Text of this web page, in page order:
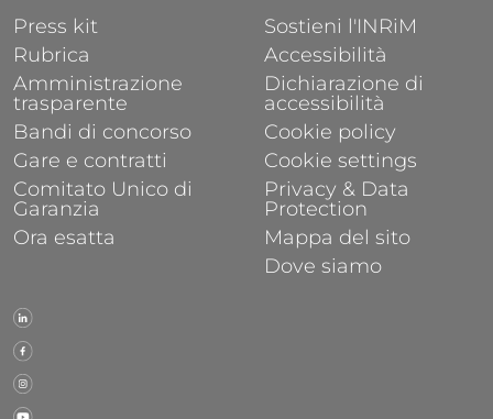
FOOTER 1
Press kit
Rubrica
Amministrazione
trasparente
Bandi di concorso
Gare e contratti
Comitato Unico di
Garanzia
Ora esatta
FOOTER 2
Sostieni l'INRiM
Accessibilità
Dichiarazione di
accessibilità
Cookie policy
Cookie settings
Privacy & Data
Protection
Mappa del sito
Dove siamo